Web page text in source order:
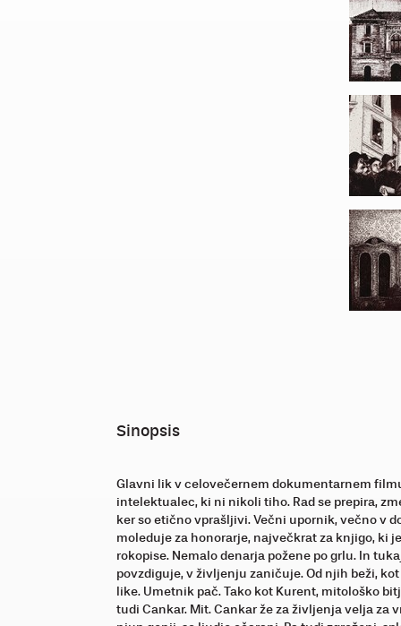
Sinopsis
Glavni lik v celovečernem dokumentarnem
intelektualec, ki ni nikoli tiho. Rad se prepira,
ker so etično vprašljivi. Večni upornik, večno v
moleduje za honorarje, največkrat za knjigo, ki
rokopise. Nemalo denarja požene po grlu. In
povzdiguje, v življenju zaničuje. Od njih beži,
like. Umetnik pač. Tako kot Kurent, mitološko
tudi Cankar. Mit. Cankar že za življenja velja